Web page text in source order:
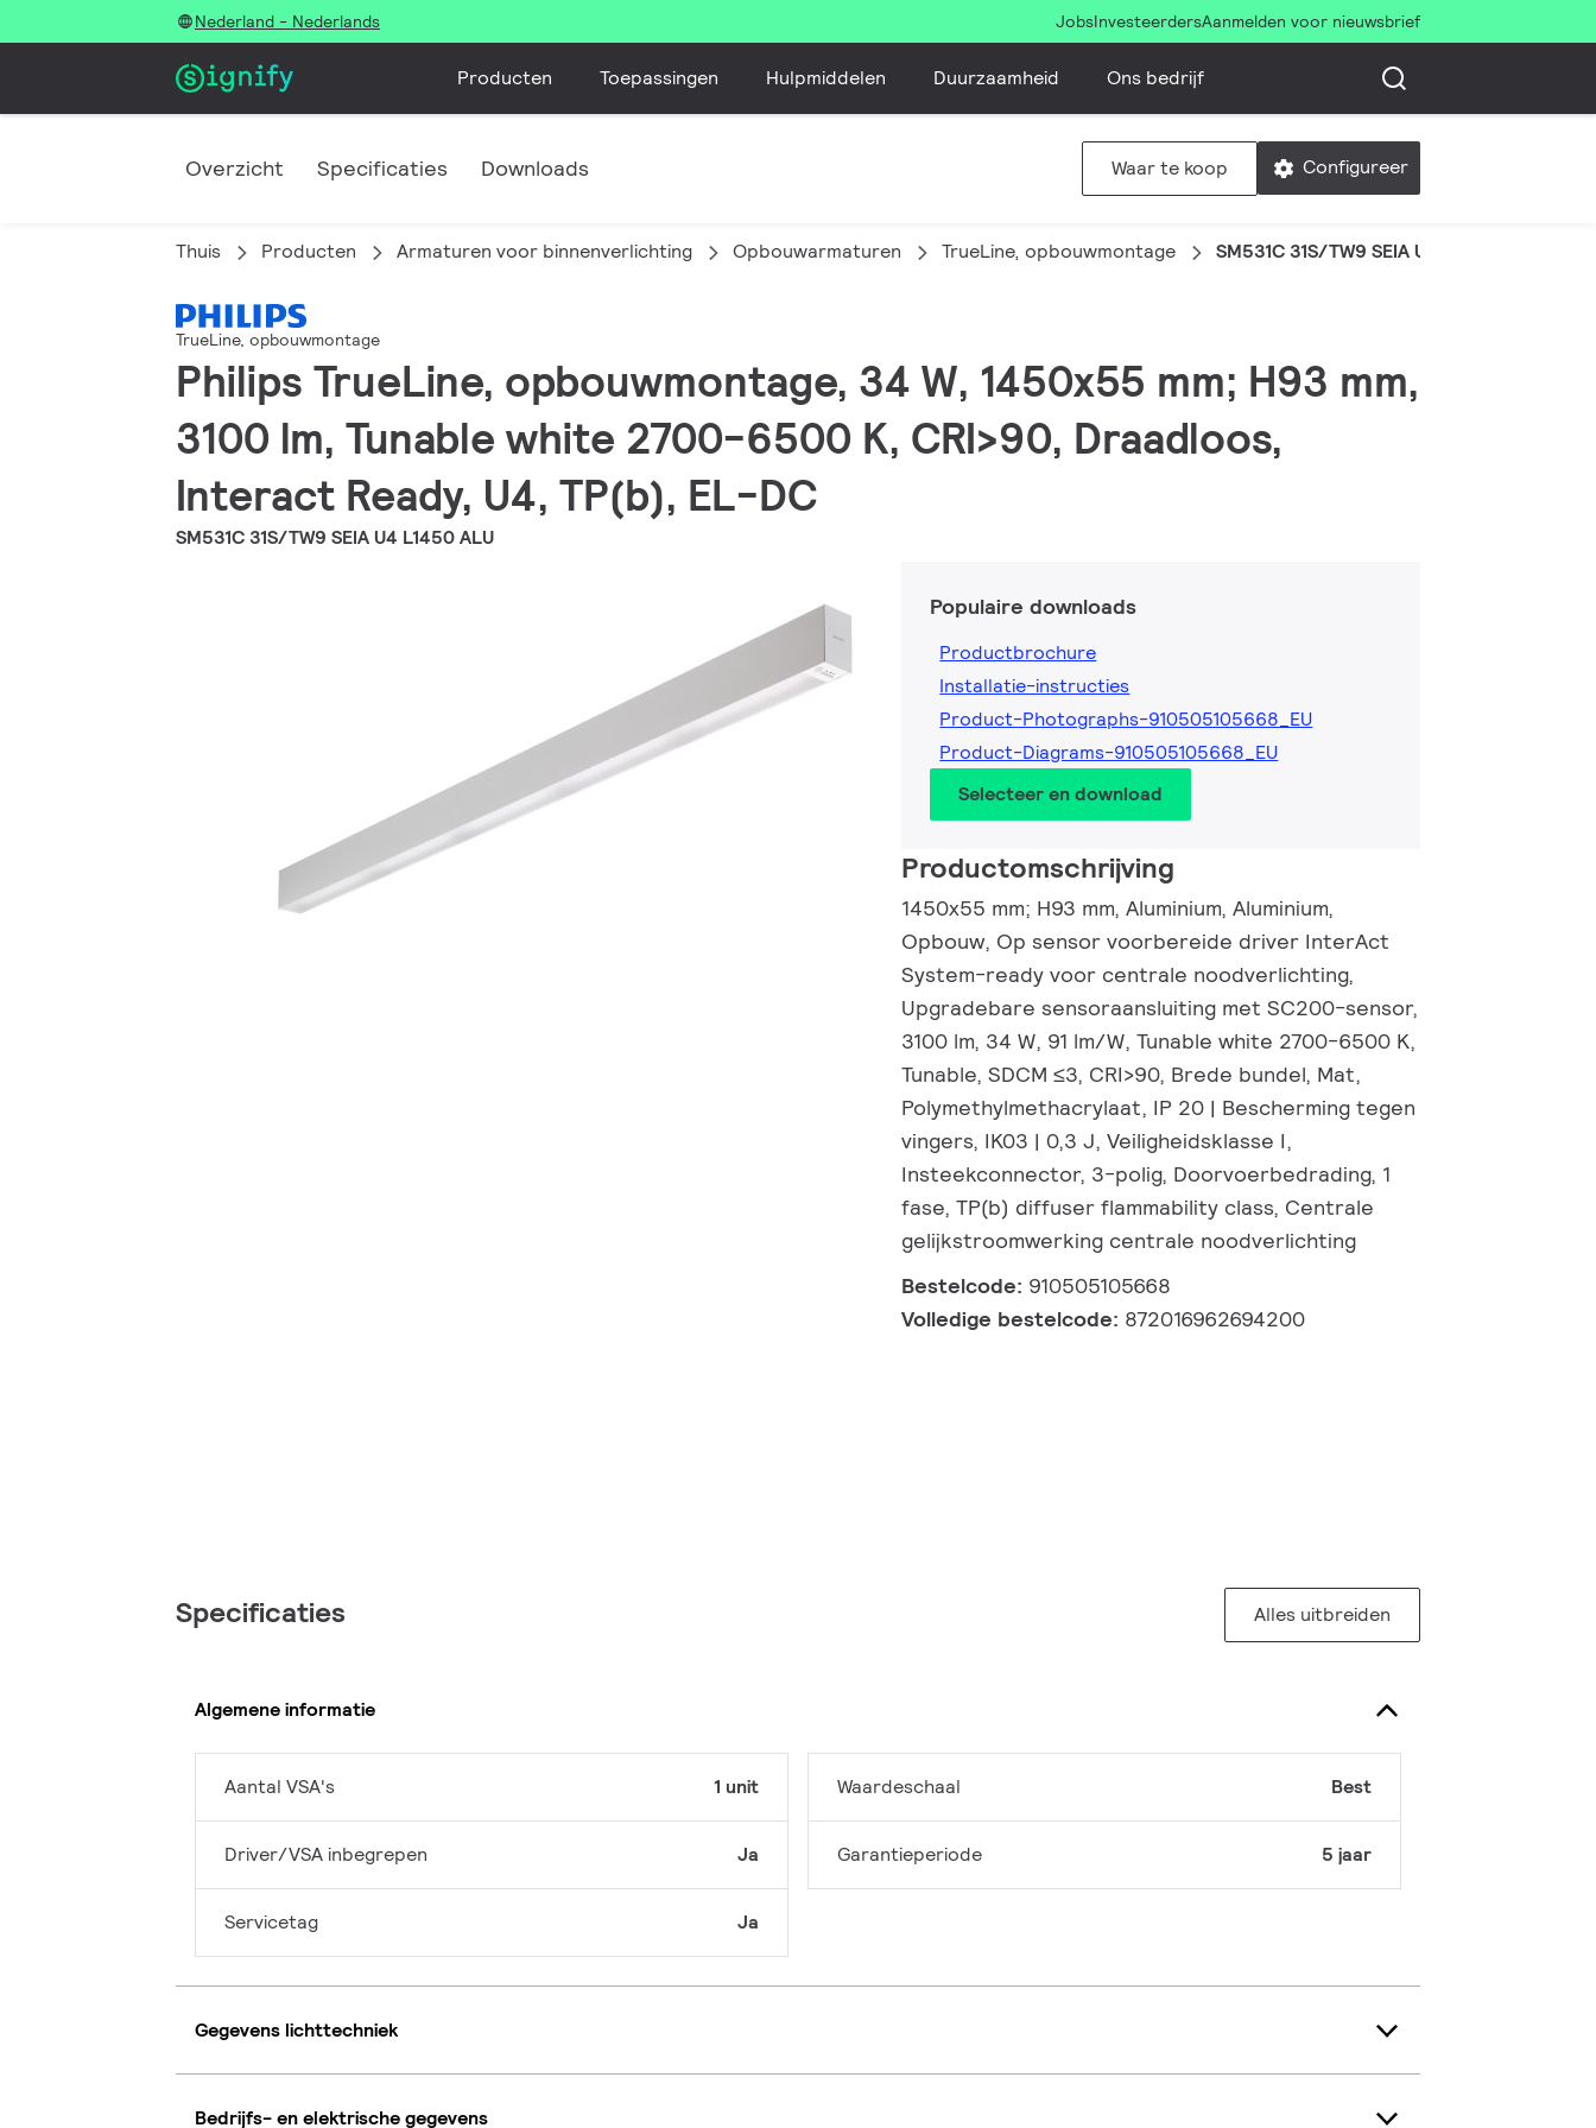
Nederland - Nederlands JobsInvesteerdersAanmelden voor nieuwsbrief
Producten Toepassingen Hulpmiddelen Duurzaamheid Ons bedrijf
Overzicht Specificaties Downloads Waar te koop Configureer
Thuis Producten Armaturen voor binnenverlichting Opbouwarmaturen TrueLine, opbouwmontage SM531C 31S/TW9 SEIA U4 L1450 ALU
TrueLine, opbouwmontage
Philips TrueLine, opbouwmontage, 34 W, 1450x55 mm; H93 mm,
3100 lm, Tunable white 2700-6500 K, CRI>90, Draadloos,
Interact Ready, U4, TP(b), EL-DC
SM531C 31S/TW9 SEIA U4 L1450 ALU
Populaire downloads
Productbrochure
Installatie-instructies
Product-Photographs-910505105668_EU
Product-Diagrams-910505105668_EU
Selecteer en download
Productomschrijving
1450x55 mm; H93 mm, Aluminium, Aluminium,
Opbouw, Op sensor voorbereide driver InterAct
System-ready voor centrale noodverlichting,
Upgradebare sensoraansluiting met SC200-sensor,
3100 lm, 34 W, 91 lm/W, Tunable white 2700-6500 K,
Tunable, SDCM ≤3, CRI>90, Brede bundel, Mat,
Polymethylmethacrylaat, IP 20 | Bescherming tegen
vingers, IK03 | 0,3 J, Veiligheidsklasse I,
Insteekconnector, 3-polig, Doorvoerbedrading, 1
fase, TP(b) diffuser flammability class, Centrale
gelijkstroomwerking centrale noodverlichting
Bestelcode: 910505105668
Volledige bestelcode: 872016962694200
Specificaties Alles uitbreiden
Algemene informatie
Aantal VSA's 1 unit
Driver/VSA inbegrepen Ja
Servicetag Ja
Waardeschaal Best
Garantieperiode 5 jaar
Gegevens lichttechniek
Bedrijfs- en elektrische gegevens